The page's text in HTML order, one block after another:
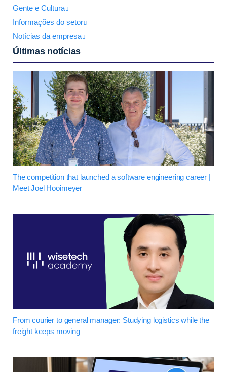
Gente e Cultura
Informações do setor
Notícias da empresa
Últimas notícias
The competition that launched a software engineering career |
Meet Joel Hooimeyer
From courier to general manager: Studying logistics while the
freight keeps moving